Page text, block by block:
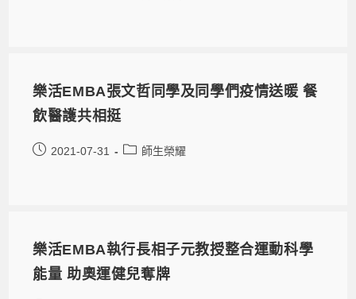
樂活EMBA張文哲同學及同學們疫情送暖 餐
飲醫護共相挺
2021-07-31 師生榮耀
樂活EMBA執行長相子元教授整合運動科學
能量 助奧運健兒奪牌